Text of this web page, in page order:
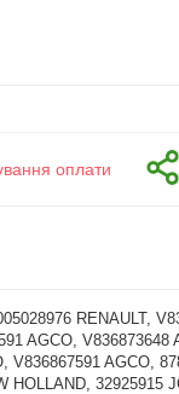
оплати
RENAULT,
AGCO, V836873648
V836867591 AGCO,
HOLLAND, 32925915